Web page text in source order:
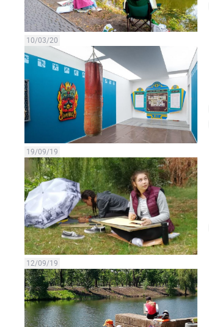
10/03/20
19/09/19
12/09/19